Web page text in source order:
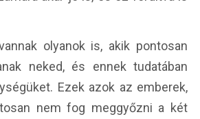
olyanok is, akik pontosan
neked, és ennek tudatában
Ezek azok az emberek,
nem fog meggyőzni a két